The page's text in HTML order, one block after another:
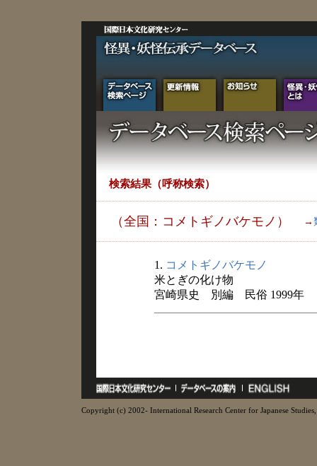
検索結果（呼称検索）
（全国：コメトギノバケモノ） →
1. コメトギノバケモノ
米とぎの化け物
宮崎県史 別編 民俗 1999年
Copyright (c) 2002- International Research Center for Japanese